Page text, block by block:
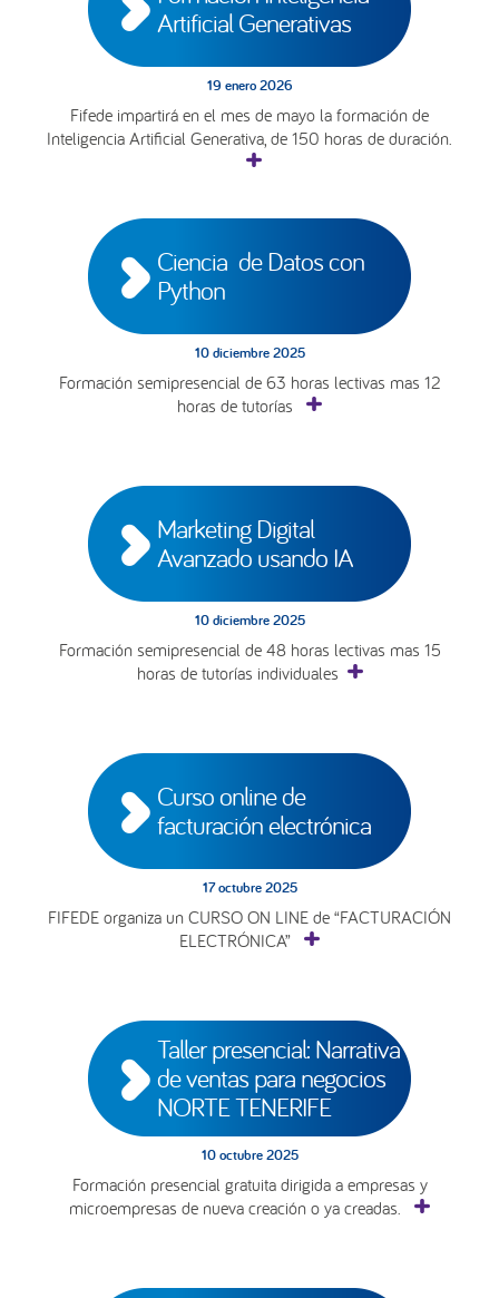
Artificial Generativas
19 enero 2026
Fifede impartirá en el mes de mayo la formación de
Inteligencia Artificial Generativa, de 150 horas de duración.
Ciencia  de Datos con
Python
10 diciembre 2025
Formación semipresencial de 63 horas lectivas mas 12
horas de tutorías
Marketing Digital
Avanzado usando IA
10 diciembre 2025
Formación semipresencial de 48 horas lectivas mas 15
horas de tutorías individuales
Curso online de
facturación electrónica
17 octubre 2025
FIFEDE organiza un CURSO ON LINE de “FACTURACIÓN
ELECTRÓNICA”
Taller presencial: Narrativa
de ventas para negocios
NORTE TENERIFE
10 octubre 2025
Formación presencial gratuita dirigida a empresas y
microempresas de nueva creación o ya creadas.